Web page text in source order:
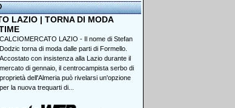
LAZIO | TORNA DI MODA
CALCIOMERCATO LAZIO - Il nome di Stefan
Dodzic torna di moda dalle parti di Formello.
Accostato con insistenza alla Lazio durante il
mercato di gennaio, il centrocampista serbo di
proprietà dell'Almeria può rivelarsi un'opzione
per la nuova trequarti di...